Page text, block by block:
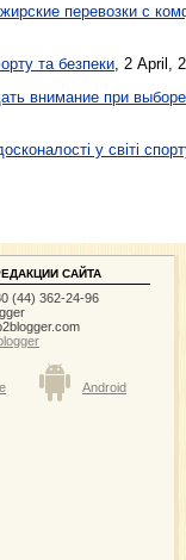
перевозки с
та безпеки, 2 April,
внимание при
у світі
САЙТА
(44) 362-24-96
Android